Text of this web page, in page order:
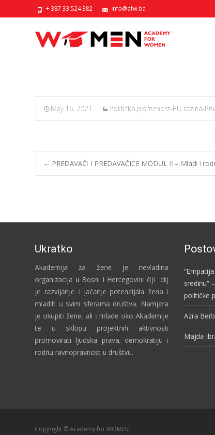
+ 387 33 524 382 info@afw.ba
May 16, 2021 Politička pismenost-EU razina-
← PREDAVAČI I PREDAVAČICE MODUL II – Mladi i
Ukratko
Akademija za žene je nevladina
organizacija u Bosni i Hercegovini čiji cilj
je razvijanje i jačanje potencijala žena i
mladih u svim sferama društva. Namjera
je okupiti žene, ali i mlade oko Akademije
te u sklopu projektnih aktivnosti
promovirati ljudska prava, demokratiju i
rodnu ravnopravnost u društvu.
sredinu”
političke
Azra
Majda
Copyright © Academy for WOMEN